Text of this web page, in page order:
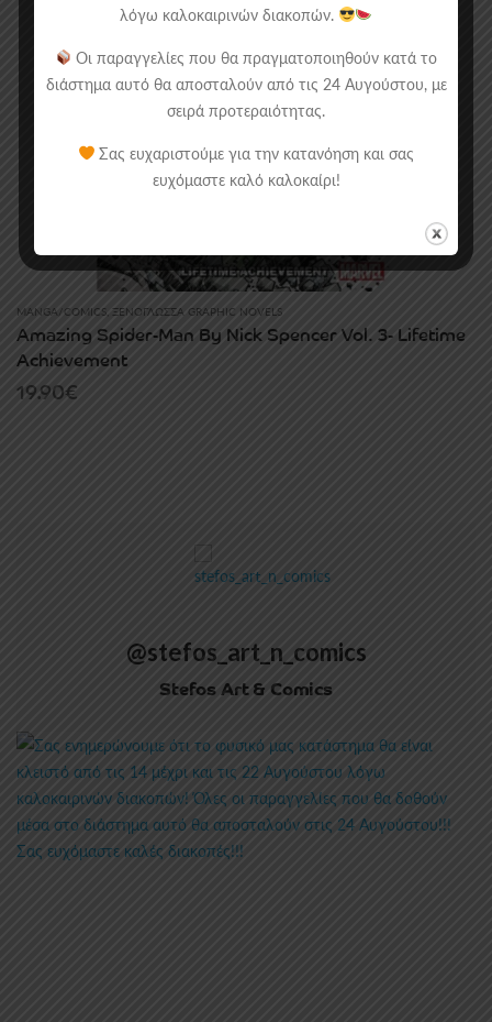
MANGA/COMICS, ΞΕΝΌΓΛΩΣΣΑ GRAPHIC NOVELS
Amazing Spider-Man By Nick Spencer Vol. 3- Lifetime
Achievement
19.90€
@stefos_art_n_comics
Stefos Art & Comics
λόγω καλοκαιρινών διακοπών.
Οι παραγγελίες που θα πραγματοποιηθούν κατά το
διάστημα αυτό θα αποσταλούν από τις 24 Αυγούστου, με
σειρά προτεραιότητας.
Σας ευχαριστούμε για την κατανόηση και σας
ευχόμαστε καλό καλοκαίρι!